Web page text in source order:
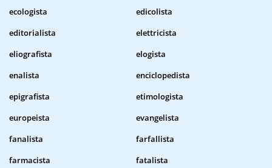
ecologista
edicolista
editorialista
elettricista
eliografista
elogista
enalista
enciclopedista
epigrafista
etimologista
europeista
evangelista
fanalista
farfallista
farmacista
fatalista